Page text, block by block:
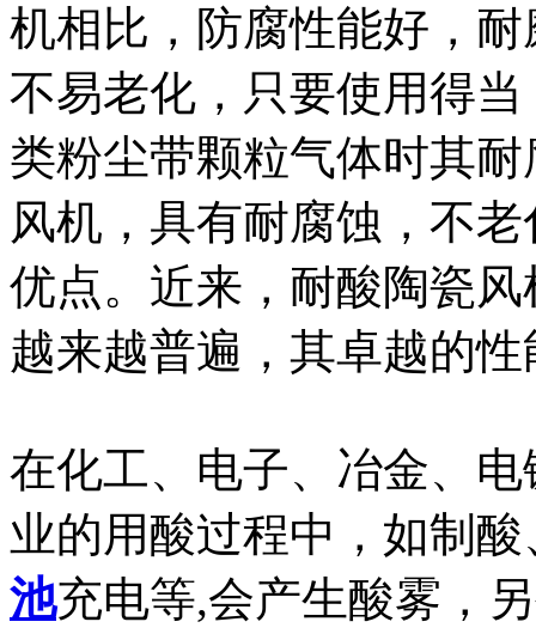
机相比，防腐性能好，
不易老化，只要使用得
类粉尘带颗粒气体时其
风机，具有耐腐蚀，不
优点。近来，耐酸陶瓷
越来越普遍，其卓越的
在化工、电子、冶金、
业的用酸过程中，如制
池充电等,会产生酸雾，